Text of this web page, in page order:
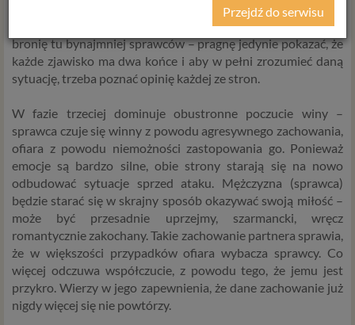
, to nie potrafił zachować się inaczej.
Dla niego ta sytuacja również jest trudna, tylko inaczej. Nie
bronię tu bynajmniej sprawców – pragnę jedynie pokazać, że
każde zjawisko ma dwa końce i aby w pełni zrozumieć daną
sytuację, trzeba poznać opinię każdej ze stron.
W fazie trzeciej dominuje obustronne poczucie winy –
sprawca czuje się winny z powodu agresywnego zachowania,
ofiara z powodu niemożności zastopowania go. Ponieważ
emocje są bardzo silne, obie strony starają się na nowo
odbudować sytuacje sprzed ataku. Mężczyzna (sprawca)
będzie starać się w skrajny sposób okazywać swoją miłość –
może być przesadnie uprzejmy, szarmancki, wręcz
romantycznie zakochany. Takie zachowanie partnera sprawia,
że w większości przypadków ofiara wybacza sprawcy. Co
więcej odczuwa współczucie, z powodu tego, że jemu jest
przykro. Wierzy w jego zapewnienia, że dane zachowanie już
nigdy więcej się nie powtórzy.
Z dniem 25 maja 2018 r. rozpoczyna obowiązywanie
Rozporządzenie Parlamentu Europejskiego i Rady (UE)
2016/679 z dnia 27 kwietnia 2016 r. w sprawie ochrony
osób fizycznych w związku z przetwarzaniem danych
osobowych i w sprawie swobodnego przepływu takich
danych oraz uchylenia dyrektywy 95/46/WE (określane
popularnie jako „RODO”). RODO obowiązywać będzie w
identycznym zakresie we wszystkich krajach Unii
Europejskiej, a więc także w Polsce i wprowadza szereg
zmian w zasadach regulujących przetwarzanie danych
osobowych, które będą miały wpływ na wiele dziedzin
życia, w tym na korzystanie z usług internetowych, takich
jak między innymi usługi serwisu Psychorada.pl. W tej
informacji przedstawiamy skrót najważniejszych
zagadnień dotyczących przetwarzania Twoich danych
osobowych, jakie może mieć miejsce po 25 maja 2018 r. w
Przejdź do serwisu